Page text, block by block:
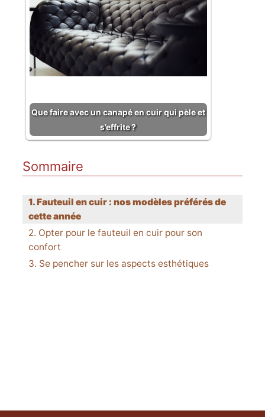
Que faire avec un canapé en cuir qui pèle et
s’effrite ?
Sommaire
Fauteuil en cuir : nos modèles préférés de
cette année
Opter pour le fauteuil en cuir pour son
confort
Se pencher sur les aspects esthétiques